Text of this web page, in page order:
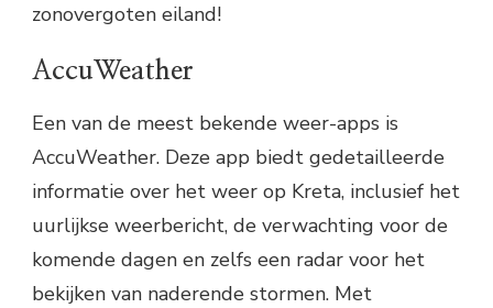
zonovergoten eiland!
AccuWeather
Een van de meest bekende weer-apps is
AccuWeather. Deze app biedt gedetailleerde
informatie over het weer op Kreta, inclusief het
uurlijkse weerbericht, de verwachting voor de
komende dagen en zelfs een radar voor het
bekijken van naderende stormen. Met